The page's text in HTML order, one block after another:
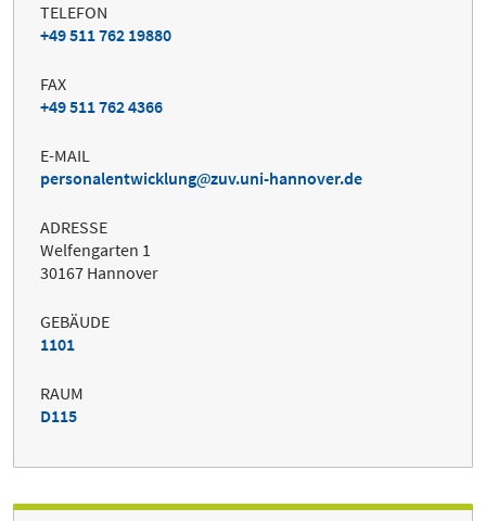
TELEFON
+49 511 762 19880
FAX
+49 511 762 4366
E-MAIL
personalentwicklung
zuv.uni-hannover.de
ADRESSE
Welfengarten 1
30167 Hannover
GEBÄUDE
1101
RAUM
D115